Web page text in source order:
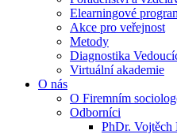
Elearningové
Akce pro veřejnost
Metody
Diagnostika
Virtuální akademie
O nás
O Firemním
Odborníci
PhDr. Vojtěch